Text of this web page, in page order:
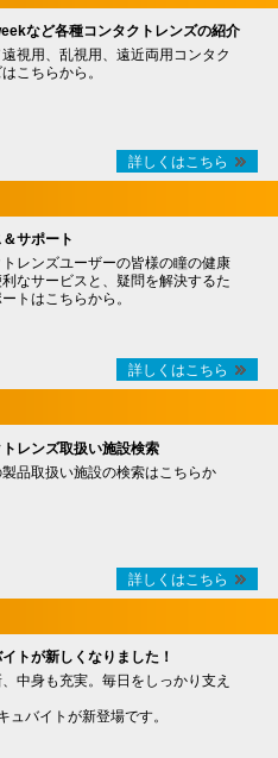
など各種コンタクトレンズの紹介
視用、乱視用、遠近両用コンタク
こちらから。
詳しくはこちら
サポート
レンズユーザーの皆様の瞳の健康
なサービスと、疑問を解決するた
トはこちらから。
詳しくはこちら
レンズ取扱い施設検索
品取扱い施設の検索はこちらか
詳しくはこちら
トが新しくなりました！
中身も充実。毎日をしっかり支え
ュバイトが新登場です。